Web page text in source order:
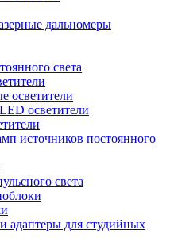
дальномеры
света
осветители
осветители
источников постоянного
света
адаптеры для студийных